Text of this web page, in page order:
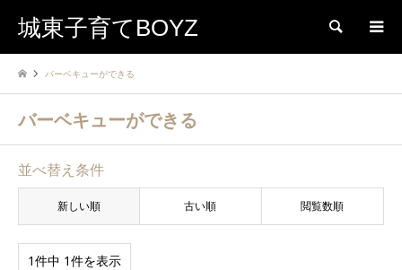
城東子育てBOYZ 検索
バーベキューができる
バーベキューができる
並べ替え条件
新しい順 古い順 閲覧数順
1件中 1件を表示